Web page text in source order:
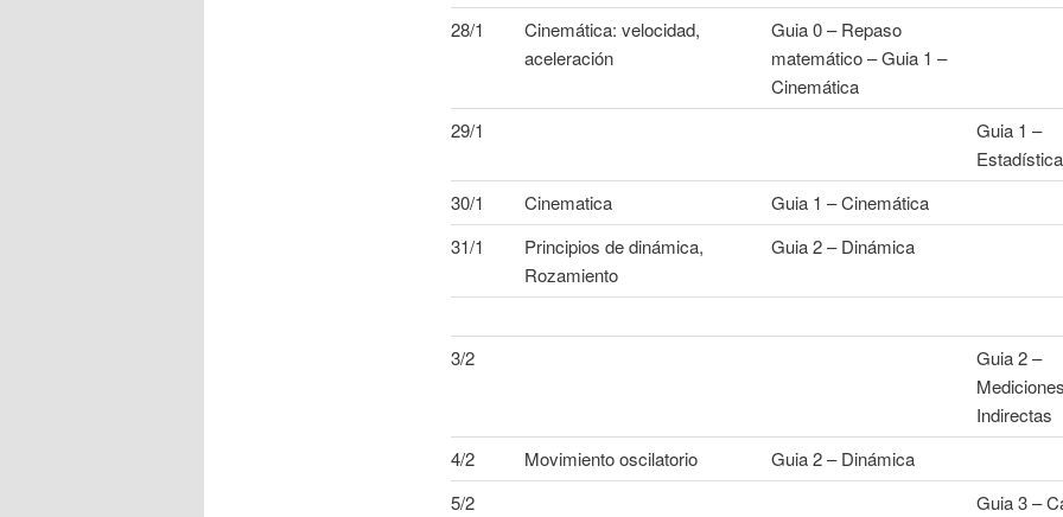
28/1
Cinemática: velocidad,
aceleración
Guia 0 – Repaso
matemático – Guia 1 –
Cinemática
29/1
Guia 1 –
Estadística
30/1
Cinematica
Guia 1 – Cinemática
31/1
Principios de dinámica,
Rozamiento
Guia 2 – Dinámica
3/2
Guia 2 –
Mediciones
Indirectas
4/2
Movimiento oscilatorio
Guia 2 – Dinámica
5/2
Guia 3 –